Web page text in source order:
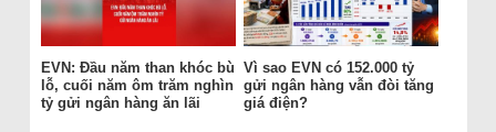
EVN: Đầu năm than khóc bù
lỗ, cuối năm ôm trăm nghìn
tỷ gửi ngân hàng ăn lãi
Vì sao EVN có 152.000 tỷ
gửi ngân hàng vẫn đòi tăng
giá điện?